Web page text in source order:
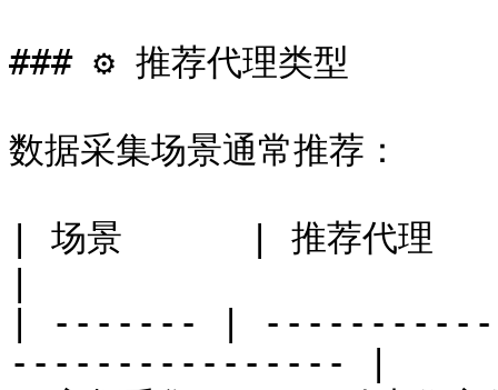
### ⚙️ 推荐代理类型
数据采集场景通常推荐：
| 场景      | 推荐代理
| ------- |
---------------- |